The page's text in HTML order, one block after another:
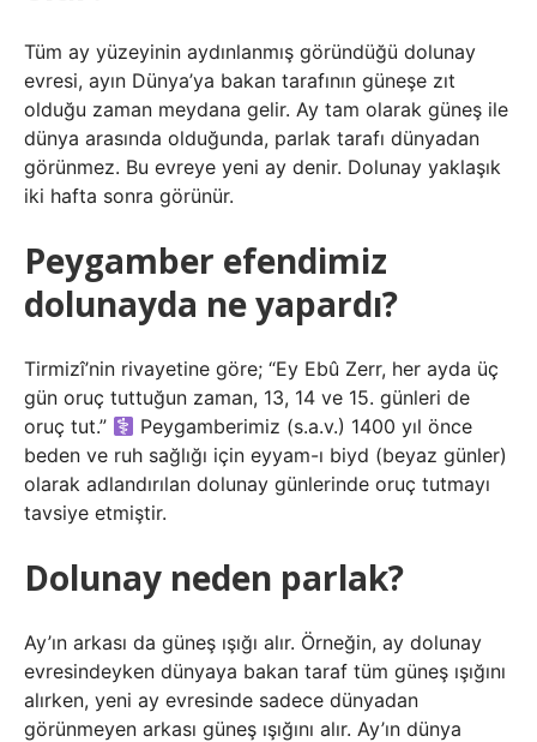
Tüm ay yüzeyinin aydınlanmış göründüğü dolunay
evresi, ayın Dünya’ya bakan tarafının güneşe zıt
olduğu zaman meydana gelir. Ay tam olarak güneş ile
dünya arasında olduğunda, parlak tarafı dünyadan
görünmez. Bu evreye yeni ay denir. Dolunay yaklaşık
iki hafta sonra görünür.
Peygamber efendimiz
dolunayda ne yapardı?
Tirmizî’nin rivayetine göre; “Ey Ebû Zerr, her ayda üç
gün oruç tuttuğun zaman, 13, 14 ve 15. günleri de
oruç tut.”
Peygamberimiz (s.a.v.) 1400 yıl önce
beden ve ruh sağlığı için eyyam-ı biyd (beyaz günler)
olarak adlandırılan dolunay günlerinde oruç tutmayı
tavsiye etmiştir.
Dolunay neden parlak?
Ay’ın arkası da güneş ışığı alır. Örneğin, ay dolunay
evresindeyken dünyaya bakan taraf tüm güneş ışığını
alırken, yeni ay evresinde sadece dünyadan
görünmeyen arkası güneş ışığını alır. Ay’ın dünya